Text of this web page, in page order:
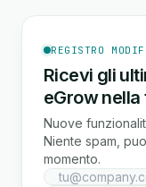
REGISTRO
Ricevi gli
eGrow nella
Nuove
Niente spam,
momento.